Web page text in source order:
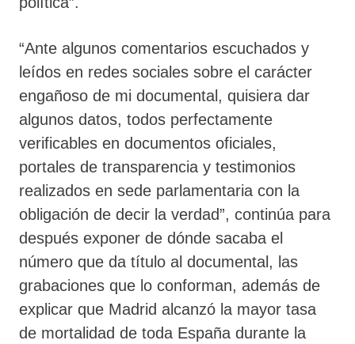
“Ante algunos comentarios escuchados y
leídos en redes sociales sobre el carácter
engañoso de mi documental, quisiera dar
algunos datos, todos perfectamente
verificables en documentos oficiales,
portales de transparencia y testimonios
realizados en sede parlamentaria con la
obligación de decir la verdad”, continúa para
después exponer de dónde sacaba el
número que da título al documental, las
grabaciones que lo conforman, además de
explicar que Madrid alcanzó la mayor tasa
de mortalidad de toda España durante la